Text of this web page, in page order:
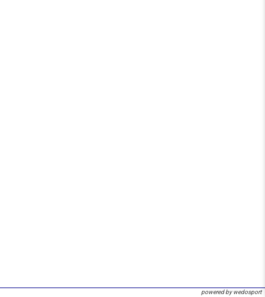
powered by wedosport